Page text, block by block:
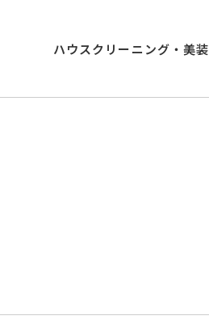
ハウスクリーニング・美装